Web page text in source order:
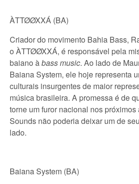
ÀTTØØXXÁ (BA)
Criador do movimento Bahia Bass,
o ÀTTØØXXÁ, é responsável pela
baiano àbass music. Ao lado de
Baiana System, ele hoje representa
culturais insurgentes de maior
música brasileira. A promessa é de
torne um furor nacional nos
Sounds não poderia deixar um de
lado.
Baiana System (BA)